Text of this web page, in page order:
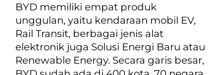
BYD memiliki empat produk
unggulan, yaitu kendaraan mobil EV,
Rail Transit, berbagai jenis alat
elektronik juga Solusi Energi Baru atau
Renewable Energy. Secara garis besar,